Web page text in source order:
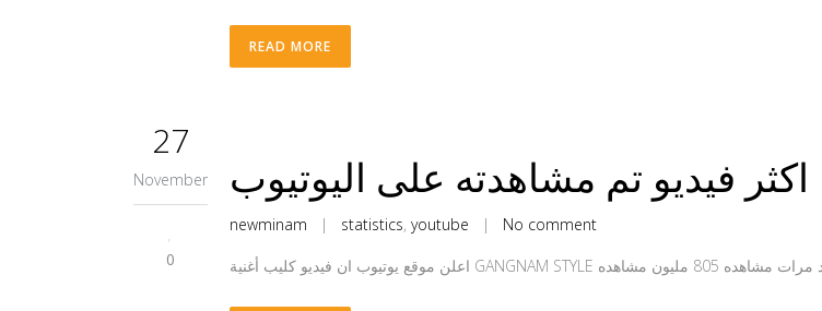
READ MORE
27
November
0
newminam | statistics, youtube | No comment